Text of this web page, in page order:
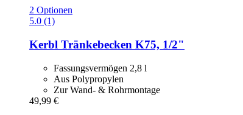
2 Optionen
5.0 (1)
Kerbl Tränkebecken K75, 1/2"
Fassungsvermögen 2,8 l
Aus Polypropylen
Zur Wand- & Rohrmontage
49,99 €